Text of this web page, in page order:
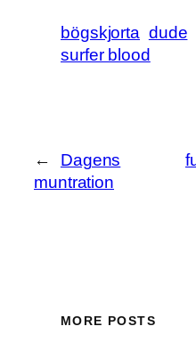
bögskjorta dude
surfer blood
←
Dagens
muntration
MORE POSTS